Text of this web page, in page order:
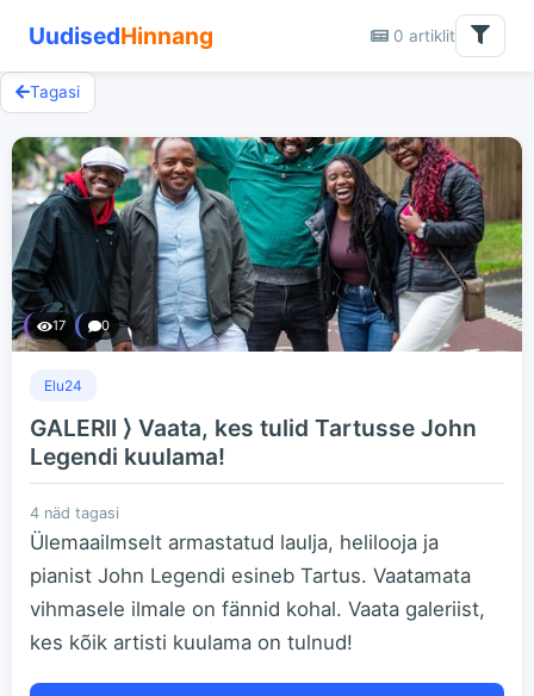
UudisedHinnang 0 artiklit
Tagasi
17 0
Elu24
GALERII ⟩ Vaata, kes tulid Tartusse John
Legendi kuulama!
4 näd tagasi
Ülemaailmselt armastatud laulja, helilooja ja
pianist John Legendi esineb Tartus. Vaatamata
vihmasele ilmale on fännid kohal. Vaata galeriist,
kes kõik artisti kuulama on tulnud!